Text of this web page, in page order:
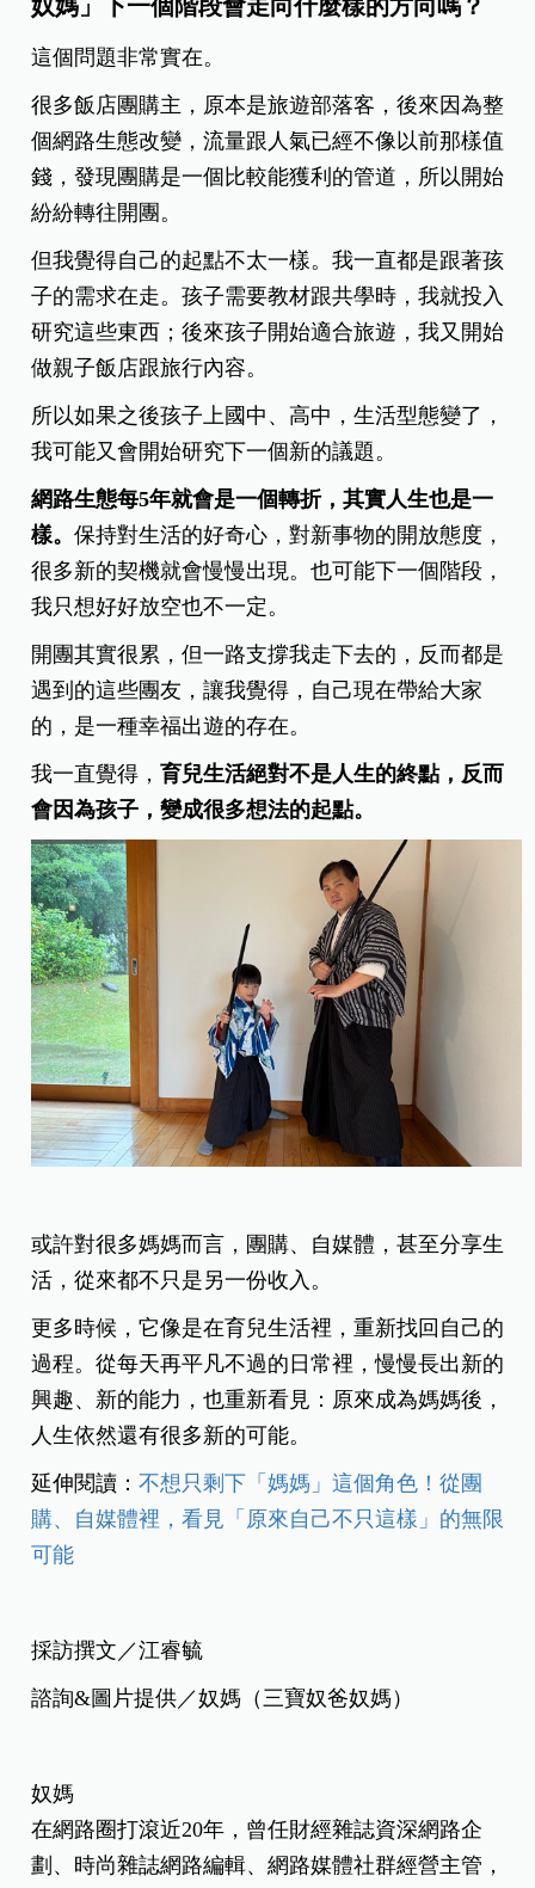
奴媽」下一個階段會走向什麼樣的方向嗎？
這個問題非常實在。
很多飯店團購主，原本是旅遊部落客，後來因為整
個網路生態改變，流量跟人氣已經不像以前那樣值
錢，發現團購是一個比較能獲利的管道，所以開始
紛紛轉往開團。
但我覺得自己的起點不太一樣。我一直都是跟著孩
子的需求在走。孩子需要教材跟共學時，我就投入
研究這些東西；後來孩子開始適合旅遊，我又開始
做親子飯店跟旅行內容。
所以如果之後孩子上國中、高中，生活型態變了，
我可能又會開始研究下一個新的議題。
網路生態每5年就會是一個轉折，其實人生也是一
樣。保持對生活的好奇心，對新事物的開放態度，
很多新的契機就會慢慢出現。也可能下一個階段，
我只想好好放空也不一定。
開團其實很累，但一路支撐我走下去的，反而都是
遇到的這些團友，讓我覺得，自己現在帶給大家
的，是一種幸福出遊的存在。
我一直覺得，育兒生活絕對不是人生的終點，反而
會因為孩子，變成很多想法的起點。
或許對很多媽媽而言，團購、自媒體，甚至分享生
活，從來都不只是另一份收入。
更多時候，它像是在育兒生活裡，重新找回自己的
過程。從每天再平凡不過的日常裡，慢慢長出新的
興趣、新的能力，也重新看見：原來成為媽媽後，
人生依然還有很多新的可能。
延伸閱讀：不想只剩下「媽媽」這個角色！從團
購、自媒體裡，看見「原來自己不只這樣」的無限
可能
採訪撰文／江睿毓
諮詢&圖片提供／奴媽（三寶奴爸奴媽）
奴媽
在網路圈打滾近20年，曾任財經雜誌資深網路企
劃、時尚雜誌網路編輯、網路媒體社群經營主管，